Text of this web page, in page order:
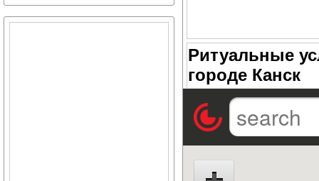
Ритуальные
городе Канск